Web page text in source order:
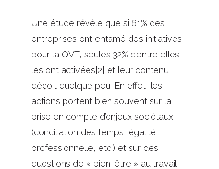
Une étude révèle que si 61% des
entreprises ont entamé des initiatives
pour la QVT, seules 32% d’entre elles
les ont activées[2] et leur contenu
déçoit quelque peu. En effet, les
actions portent bien souvent sur la
prise en compte d’enjeux sociétaux
(conciliation des temps, égalité
professionnelle, etc.) et sur des
questions de « bien-être » au travail